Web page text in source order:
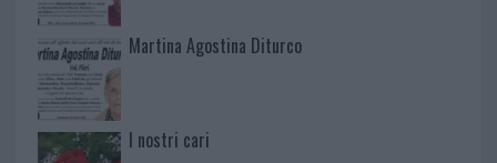
Martina Agostina Diturco
I nostri cari